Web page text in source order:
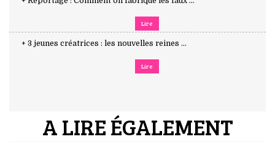
Lire
+ 3 jeunes créatrices : les nouvelles reines ...
Lire
A LIRE ÉGALEMENT